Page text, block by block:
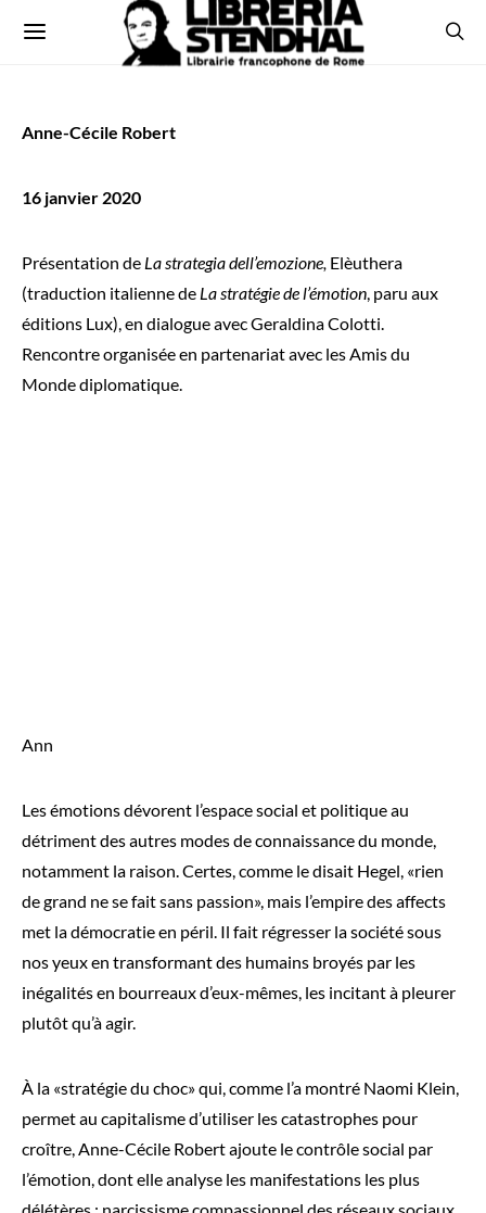
Anne-Cécile Robert
16 janvier 2020
Présentation de La strategia dell’emozione, Elèuthera
(traduction italienne de La stratégie de l’émotion, paru aux
éditions Lux), en dialogue avec Geraldina Colotti.
Rencontre organisée en partenariat avec les Amis du
Monde diplomatique.
Ann
Les émotions dévorent l’espace social et politique au
détriment des autres modes de connaissance du monde,
notamment la raison. Certes, comme le disait Hegel, «rien
de grand ne se fait sans passion», mais l’empire des affects
met la démocratie en péril. Il fait régresser la société sous
nos yeux en transformant des humains broyés par les
inégalités en bourreaux d’eux-mêmes, les incitant à pleurer
plutôt qu’à agir.
À la «stratégie du choc» qui, comme l’a montré Naomi Klein,
permet au capitalisme d’utiliser les catastrophes pour
croître, Anne-Cécile Robert ajoute le contrôle social par
l’émotion, dont elle analyse les manifestations les plus